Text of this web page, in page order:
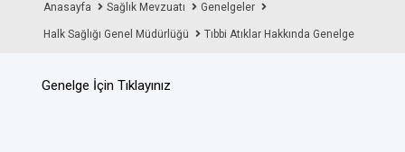
Anasayfa Sağlık Mevzuatı Genelgeler
Halk Sağlığı Genel Müdürlüğü Tıbbi Atıklar Hakkında Genelge
Genelge İçin Tıklayınız